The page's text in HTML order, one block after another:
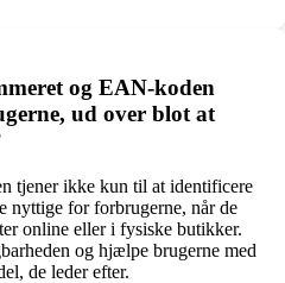
og EAN-koden
ud over blot at
tjener ikke kun til at identificere
nyttige for forbrugerne, når de
online eller i fysiske butikker.
og hjælpe brugerne med
de leder efter.